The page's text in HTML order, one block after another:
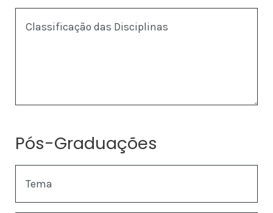
Classificação das Disciplinas
Pós-Graduações
Tema